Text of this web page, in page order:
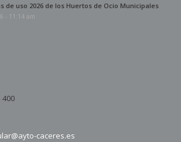
de uso 2026 de los Huertos de Ocio Municipales
- 11:14 am
caceres.es